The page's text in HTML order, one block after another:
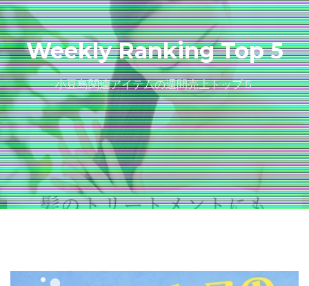
Weekly Ranking Top 5
小豆島関連アイテムの週間売上トップ５